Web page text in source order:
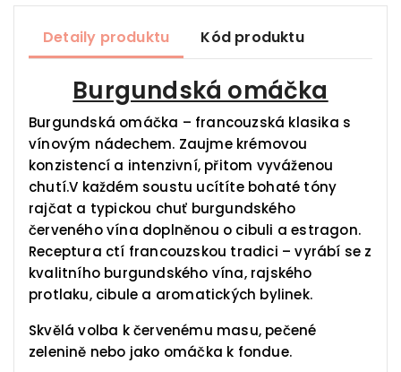
Detaily produktu Kód produktu
Burgundská omáčka
Burgundská omáčka – francouzská klasika s
vínovým nádechem. Zaujme krémovou
konzistencí a intenzivní, přitom vyváženou
chutí.V každém soustu ucítíte bohaté tóny
rajčat a typickou chuť burgundského
červeného vína doplněnou o cibuli a estragon.
Receptura ctí francouzskou tradici – vyrábí se z
kvalitního burgundského vína, rajského
protlaku, cibule a aromatických bylinek.
Skvělá volba k červenému masu, pečené
zelenině nebo jako omáčka k fondue.